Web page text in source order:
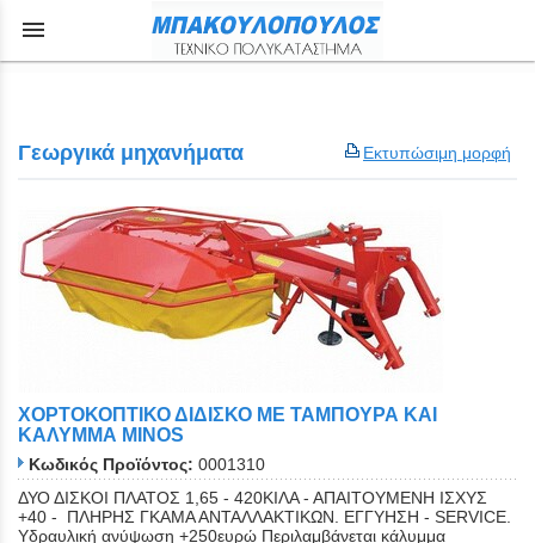
menu
Εκτυπώσιμη μορφή
Γεωργικά μηχανήματα
XOΡΤΟΚΟΠΤΙΚΟ ΔΙΔΙΣΚΟ ΜΕ ΤΑΜΠΟΥΡΑ ΚΑΙ
ΚΑΛΥΜΜΑ MINOS
Κωδικός Προϊόντος: 0001310
ΔΥΟ ΔΙΣΚΟΙ ΠΛΑΤΟΣ 1,65 - 420ΚΙΛΑ - ΑΠΑΙΤΟΥΜΕΝΗ ΙΣΧΥΣ
+40 - ΠΛΗΡΗΣ ΓΚΑΜΑ ΑΝΤΑΛΛΑΚΤΙΚΩΝ. ΕΓΓΥΗΣΗ - SERVICE.
Yδραυλική ανύψωση +250ευρώ Περιλαμβάνεται κάλυμμα